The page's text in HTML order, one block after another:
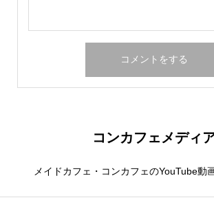
コンカフェメディ
メイドカフェ・コンカフェのYouTube動